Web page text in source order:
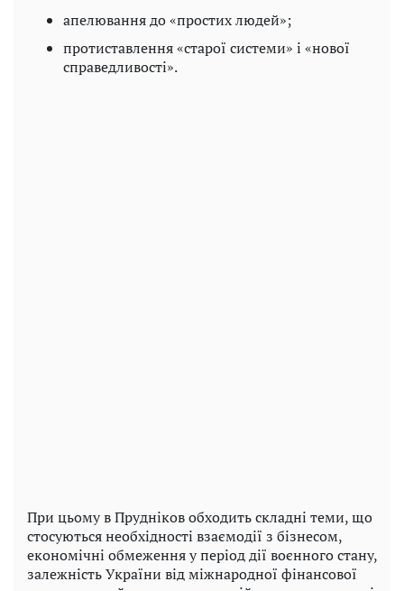
апелювання до «простих людей»;
протиставлення «старої системи» і «нової
справедливості».
При цьому в Прудніков обходить складні теми, що
стосуються необхідності взаємодії з бізнесом,
економічні обмеження у період дії воєнного стану,
залежність України від міжнародної фінансової